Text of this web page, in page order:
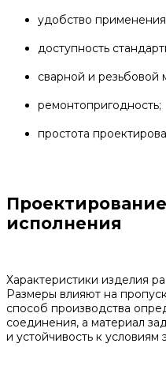
удобство
доступность
сварной и резьбовой
ремонтопригодность;
простота
исполнения
Характеристики изделия
Размеры влияют на
способ производства
соединения, а материал
и устойчивость к условиям